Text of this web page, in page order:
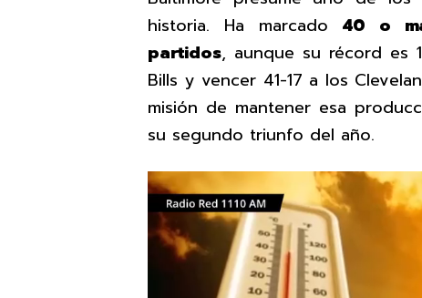
historia. Ha marcado 40 o
partidos, aunque su récord es
Bills y vencer 41-17 a los
misión de mantener esa
su segundo triunfo del año.